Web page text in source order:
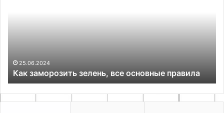
помощью
гирлянд
Световой декор: как преобразить дом и сад с
помощью гирлянд